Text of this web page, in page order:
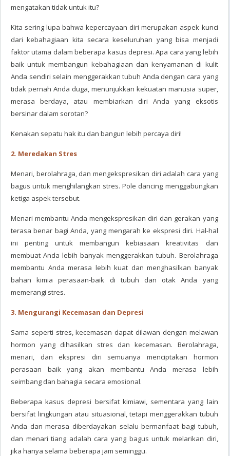
mengatakan tidak untuk itu?
Kita sering lupa bahwa kepercayaan diri merupakan aspek kunci
dari kebahagiaan kita secara keseluruhan yang bisa menjadi
faktor utama dalam beberapa kasus depresi. Apa cara yang lebih
baik untuk membangun kebahagiaan dan kenyamanan di kulit
Anda sendiri selain menggerakkan tubuh Anda dengan cara yang
tidak pernah Anda duga, menunjukkan kekuatan manusia super,
merasa berdaya, atau membiarkan diri Anda yang eksotis
bersinar dalam sorotan?
Kenakan sepatu hak itu dan bangun lebih percaya diri!
2. Meredakan Stres
Menari, berolahraga, dan mengekspresikan diri adalah cara yang
bagus untuk menghilangkan stres. Pole dancing menggabungkan
ketiga aspek tersebut.
Menari membantu Anda mengekspresikan diri dan gerakan yang
terasa benar bagi Anda, yang mengarah ke ekspresi diri. Hal-hal
ini penting untuk membangun kebiasaan kreativitas dan
membuat Anda lebih banyak menggerakkan tubuh. Berolahraga
membantu Anda merasa lebih kuat dan menghasilkan banyak
bahan kimia perasaan-baik di tubuh dan otak Anda yang
memerangi stres.
3. Mengurangi Kecemasan dan Depresi
Sama seperti stres, kecemasan dapat dilawan dengan melawan
hormon yang dihasilkan stres dan kecemasan. Berolahraga,
menari, dan ekspresi diri semuanya menciptakan hormon
perasaan baik yang akan membantu Anda merasa lebih
seimbang dan bahagia secara emosional.
Beberapa kasus depresi bersifat kimiawi, sementara yang lain
bersifat lingkungan atau situasional, tetapi menggerakkan tubuh
Anda dan merasa diberdayakan selalu bermanfaat bagi tubuh,
dan menari tiang adalah cara yang bagus untuk melarikan diri,
jika hanya selama beberapa jam seminggu.